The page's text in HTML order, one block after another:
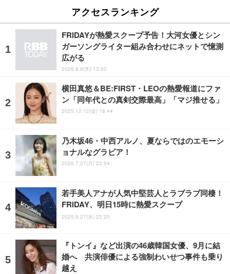
アクセスランキング
FRIDAYが熱愛スクープ予告！大河女優とシン
ガーソングライター組み合わせにネットで憶測
広がる
2026.8.6(木) 13:00
横田真悠＆BE:FIRST・LEOの熱愛報道にファ
ン「同年代との真剣交際最高」「マジ推せる」
2025.12.12(金) 18:44
乃木坂46・中西アルノ、夏ならではのエモーシ
ョナルなグラビア！
2026.7.27(月) 22:54
若手美人アナが人気中堅芸人とラブラブ同棲！
FRIDAY、明日15時に熱愛スクープ
2025.8.27(水) 22:20
『トンイ』など出演の46歳韓国女優、9月に結
婚へ 共演俳優による強制わいせつ事件も乗り
越え